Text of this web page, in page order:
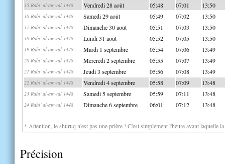
15 Rabi' al-awwal 1448 Vendredi 28 août 05:48 07:01 13:50
16 Rabi' al-awwal 1448 Samedi 29 août 05:49 07:02 13:50
17 Rabi' al-awwal 1448 Dimanche 30 août 05:51 07:03 13:50
18 Rabi' al-awwal 1448 Lundi 31 août 05:52 07:05 13:50
19 Rabi' al-awwal 1448 Mardi 1 septembre 05:54 07:06 13:49
20 Rabi' al-awwal 1448 Mercredi 2 septembre 05:55 07:07 13:49
21 Rabi' al-awwal 1448 Jeudi 3 septembre 05:56 07:08 13:49
22 Rabi' al-awwal 1448 Vendredi 4 septembre 05:58 07:09 13:48
23 Rabi' al-awwal 1448 Samedi 5 septembre 05:59 07:11 13:48
24 Rabi' al-awwal 1448 Dimanche 6 septembre 06:01 07:12 13:48
* Attention, le shuruq n'est pas une prière ! C'est simplement l'heure avant laquelle
Précision